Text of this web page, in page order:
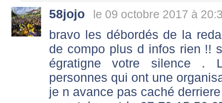
58jojo le 09 octobre 2017 à
bravo les débordés de la
de compo plus d infos rien !!
égratigne votre silence .
personnes qui ont une
je n avance pas caché